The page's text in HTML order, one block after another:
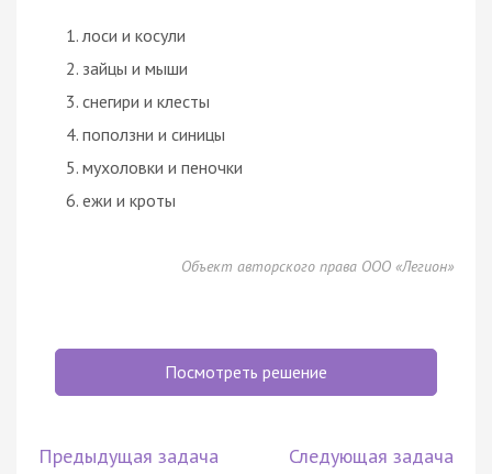
лоси и косули
зайцы и мыши
снегири и клесты
поползни и синицы
мухоловки и пеночки
ежи и кроты
Объект авторского права ООО «Легион»
Посмотреть решение
Предыдущая задача Следующая задача